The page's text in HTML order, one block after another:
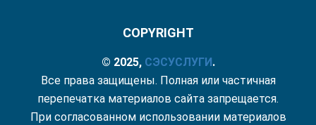
COPYRIGHT
© 2025, СЭСУСЛУГИ.
Все права защищены. Полная или частичная
перепечатка материалов сайта запрещается.
При согласованном использовании материалов